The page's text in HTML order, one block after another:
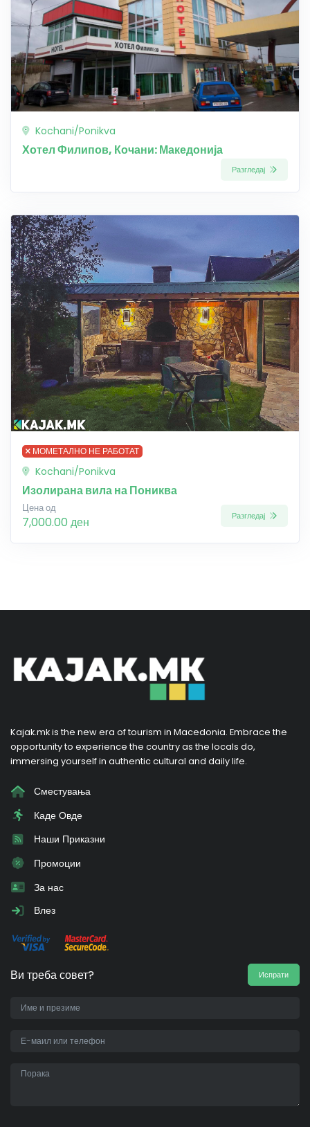
Kochani/Ponikva
Хотел Филипов, Кочани: Македонија
Разгледај
МОМЕТАЛНО НЕ РАБОТАТ
Kochani/Ponikva
Изолирана вила на Пониква
Цена од
7,000.00 ден Разгледај
Kajak.mk is the new era of tourism in Macedonia. Embrace the
opportunity to experience the country as the locals do,
immersing yourself in authentic cultural and daily life.
Сместувања
Каде Овде
Наши Приказни
Промоции
За нас
Влез
Ви треба совет? Испрати